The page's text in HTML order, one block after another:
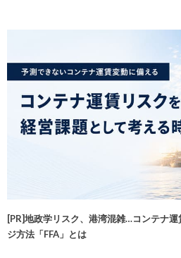
[PR]地政学リスク、港湾混雑…コンテナ
ジ方法「FFA」とは